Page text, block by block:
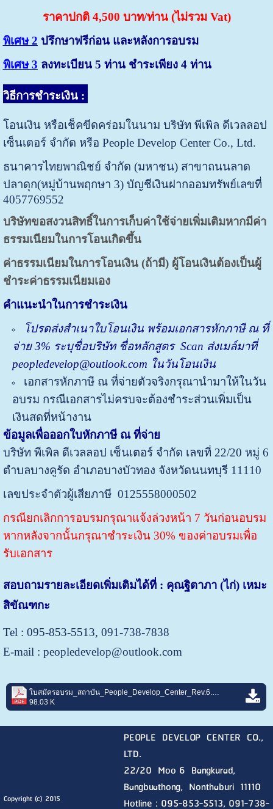
ราคาปกติ 4,500 บาท/ท่าน (ไม่รวม Vat)
พิเศษ 2 ปรึกษาฟรีก่อน และหลังการอบรม
พิเศษ 3 ลงทะเบียน 5 ท่าน ชำระเพียง 4 ท่าน
วิธีการชำระเงิน:
โอนเงิน หรือเช็คขีดคร่อมในนาม บริษัท พีเพิล ดีเวลลอป
เซ็นเตอร์ จำกัด หรือ People Develop Center Co., Ltd.
ธนาคารไทยพาณิชย์ จำกัด (มหาชน) สาขาถนนลาด
ปลาดุก(หมู่บ้านพฤกษา 3) บัญชีเงินฝากออมทรัพย์เลขที่
4057769552
บริษัทขอสงวนสิทธิ์ในการเก็บค่าใช้จ่ายเพิ่มเติมหากมีค่า
ธรรมเนียมในการโอนเกิดขึ้น
ค่าธรรมเนียมในการโอนเงิน (ถ้ามี) ผู้โอนเงินต้องเป็นผู้
ชำระค่าธรรมเนียมเอง
คำแนะนำในการชำระเงิน
โปรดส่งสำเนาใบโอนเงิน พร้อมเอกสารหักภาษี ณ ที่
จ่าย3% ระบุชื่อบริษัท ชื่อหลักสูตร Scan ส่งเมล์มาที่
peopledevelop@outlook.com ในวันโอนเงิน
เอกสารหักภาษี ณ ที่จ่ายตัวจริงกรุณานำมาให้ในวัน
อบรม กรณีเอกสารไม่ครบจะต้องชำระส่วนเพิ่มเป็น
เงินสดที่หน้างาน
ข้อมูลเพื่อออกใบหักภาษี ณ ที่จ่าย
บริษัท พีเพิล ดีเวลลอป เซ็นเตอร์ จำกัด เลขที่ 22/20 หมู่ 6
ตำบลบางคูรัด อำเภอบางบัวทอง จังหวัดนนทบุรี 11110
เลขประจำตัวผู้เสียภาษี 0125558000502
กรณียกเลิกการอบรมกรุณาแจ้งล่วงหน้า 7 วันก่อนอบรม
หากหลังจากนั้นกรุณาชำระเงิน 30% ของค่าอบรมเพื่อ
รับเอกสาร
สอบถามรายละเอียดเพิ่มเติมได้ที่ : คุณฐิตาภา (ไก่) เหมะ
สิขัณฑกะ
Tel : 095-853-5513, 091-738-7838
E-mail : peopledevelop@outlook.com
ใบสมัครอบรม_สถาบัน_People_Develop_Center_Rev.6.pdf
98.03 K
Copyright (c) 2015
PEOPLE DEVELOP CENTER CO.,
LTD.
22/20 Moo 6 Bangkurad,
Bangbuathong, Nonthaburi 11110
Hotline : 095-853-5513, 091-738-